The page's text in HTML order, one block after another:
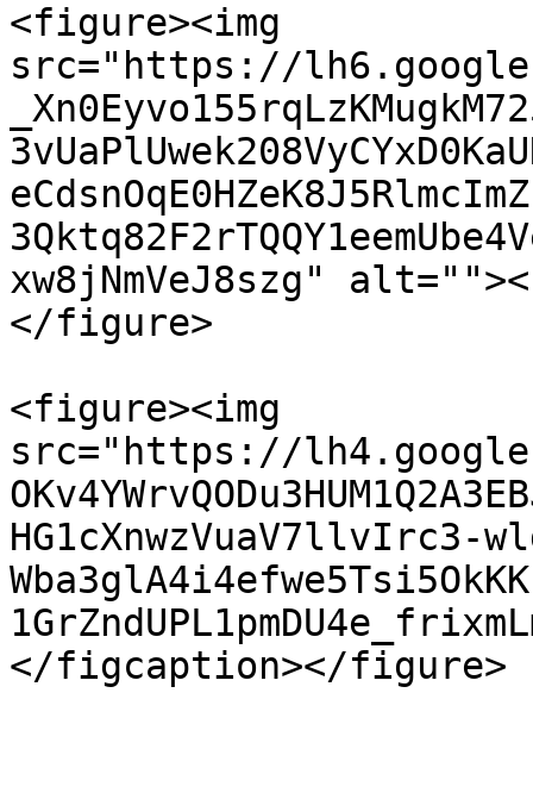
<figure><img
src="https://
xw8jNmVeJ8szg"
</figure>
<figure><img
src="https://
HG1cXnwzVuaV7llvIrc3-